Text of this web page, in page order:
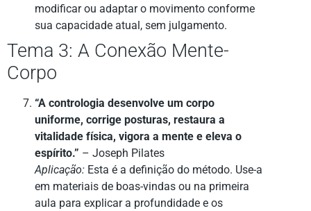
modificar ou adaptar o movimento conforme
sua capacidade atual, sem julgamento.
Tema 3: A Conexão Mente-
Corpo
“A contrologia desenvolve um corpo
uniforme, corrige posturas, restaura a
vitalidade física, vigora a mente e eleva o
espírito.” – Joseph Pilates
Aplicação: Esta é a definição do método. Use-a
em materiais de boas-vindas ou na primeira
aula para explicar a profundidade e os